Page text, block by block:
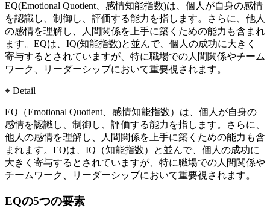
EQ(Emotional Quotient、感情知能指数)は、個人が自身の感情
を認識し、制御し、評価する能力を指します。さらに、他人
の感情を理解し、人間関係を上手に築くための能力も含まれ
ます。EQは、IQ(知能指数)と並んで、個人の成功に大きく
寄与するとされていますが、特に職場での人間関係やチーム
ワーク、リーダーシップにおいて重要視されます。
⌖ Detail
EQ（Emotional Quotient、感情知能指数）は、個人が自身の
感情を認識し、制御し、評価する能力を指します。さらに、
他人の感情を理解し、人間関係を上手に築くための能力も含
まれます。EQは、IQ（知能指数）と並んで、個人の成功に
大きく寄与するとされていますが、特に職場での人間関係や
チームワーク、リーダーシップにおいて重要視されます。
EQの5つの要素